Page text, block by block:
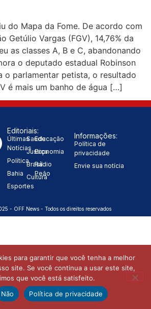
disponibiliza serviço gratuito de
alertas de emergência para
população | “Tomamos a
decisão de caminhar com Flávio
Leandro de Jesus discorda de
Zema sobre fim do Bolsa Família:
“Precisamos dar condições para as
pessoas evoluírem” |
do Mapa da Fome. De acordo com
Getúlio Vargas (FGV), 14,76% da
as classes A, B e C, abandonando
o deputado estadual Robinson
o parlamentar petista, o resultado
é mais um banho de água […]
Editoriais:
Últimas
Notícias
Política
Bahia
Esportes
Saúde
Justiça
Brasil
Cultura
Educação
Economia
Rádio
Peão
Informações:
Política de
privacidade
Envie sua notícia
- OFF News - Todos os direitos reservados
para garantir que você tenha a melhor
site. Se você continua a usar este site,
que você está satisfeito.
Não Política de privacidade